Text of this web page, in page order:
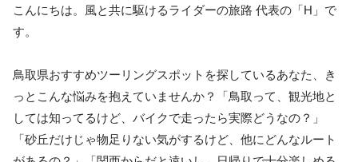
こんにちは。風と共に駆けるライダーの旅路 代表の「H」で
す。
鳥取県おすすめツーリングスポットを探しているあなた、き
っとこんな悩みを抱えていませんか？「鳥取って、観光地と
しては知ってるけど、バイクで走ったら実際どうなの？」
「砂丘だけじゃ物足りない気がするけど、他にどんなルート